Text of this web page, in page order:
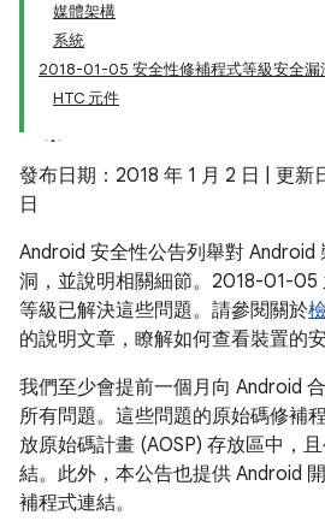
媒體架構
系統
2018-01-05 安全性修補程式等級安全漏
HTC 元件
發布日期：2018 年 1 月 2 日 | 更新
日
Android 安全性公告列舉對 Android
洞，並說明相關細節。2018-01-05
等級已解決這些問題。請參閱關於
的說明文章，瞭解如何查看裝置的
我們至少會提前一個月向 Android
所有問題。這些問題的原始碼修補
放原始碼計畫 (AOSP) 存放區中，
結。此外，本公告也提供 Android
補程式連結。